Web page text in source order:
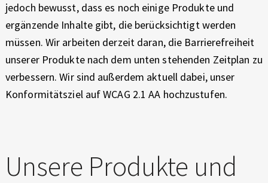
jedoch bewusst, dass es noch einige Produkte und
ergänzende Inhalte gibt, die berücksichtigt werden
müssen. Wir arbeiten derzeit daran, die Barrierefreiheit
unserer Produkte nach dem unten stehenden Zeitplan zu
verbessern. Wir sind außerdem aktuell dabei, unser
Konformitätsziel auf WCAG 2.1 AA hochzustufen.
Unsere Produkte und